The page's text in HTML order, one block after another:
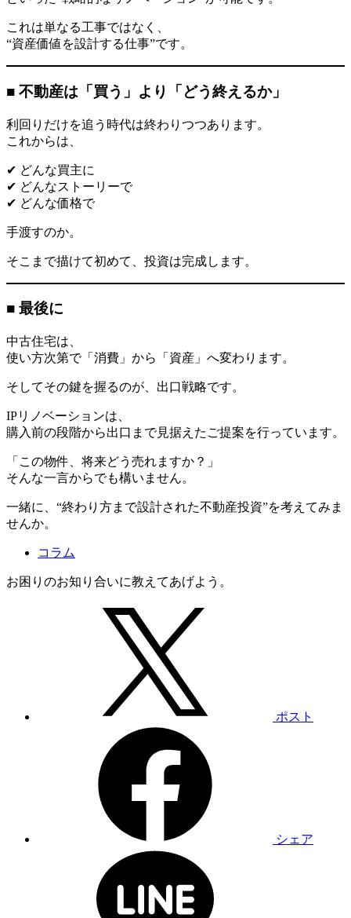
これは単なる工事ではなく、
“資産価値を設計する仕事”です。
■ 不動産は「買う」より「どう終えるか」
利回りだけを追う時代は終わりつつあります。
これからは、
✔ どんな買主に
✔ どんなストーリーで
✔ どんな価格で
手渡すのか。
そこまで描けて初めて、投資は完成します。
■ 最後に
中古住宅は、
使い方次第で「消費」から「資産」へ変わります。
そしてその鍵を握るのが、出口戦略です。
IPリノベーションは、
購入前の段階から出口まで見据えたご提案を行っています。
「この物件、将来どう売れますか？」
そんな一言からでも構いません。
一緒に、“終わり方まで設計された不動産投資”を考えてみま
せんか。
コラム
お困りのお知り合いに教えてあげよう。
ポスト
シェア